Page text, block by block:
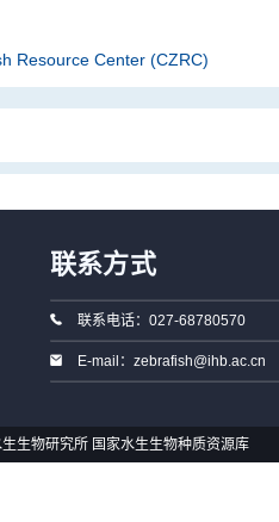
Resource Center (CZRC)
联系方式
联系电话：027-68780570
E-mail：zebrafish@ihb.ac.cn
生物研究所 国家水生生物种质资源库